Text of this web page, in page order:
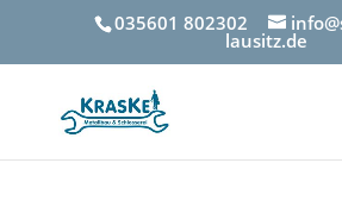
035601 802302
lausitz.de